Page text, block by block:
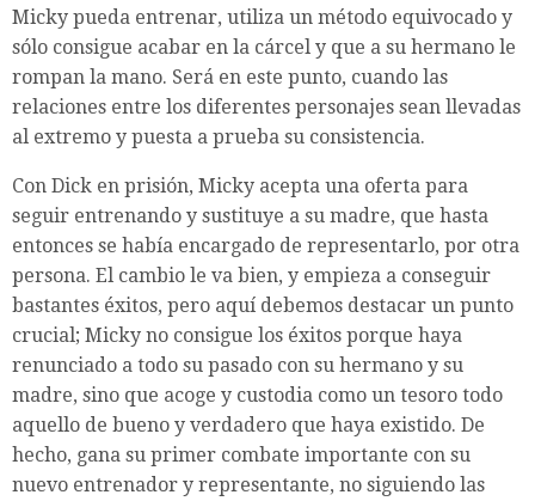
Micky pueda entrenar, utiliza un método equivocado y
sólo consigue acabar en la cárcel y que a su hermano le
rompan la mano. Será en este punto, cuando las
relaciones entre los diferentes personajes sean llevadas
al extremo y puesta a prueba su consistencia.
Con Dick en prisión, Micky acepta una oferta para
seguir entrenando y sustituye a su madre, que hasta
entonces se había encargado de representarlo, por otra
persona. El cambio le va bien, y empieza a conseguir
bastantes éxitos, pero aquí debemos destacar un punto
crucial; Micky no consigue los éxitos porque haya
renunciado a todo su pasado con su hermano y su
madre, sino que acoge y custodia como un tesoro todo
aquello de bueno y verdadero que haya existido. De
hecho, gana su primer combate importante con su
nuevo entrenador y representante, no siguiendo las